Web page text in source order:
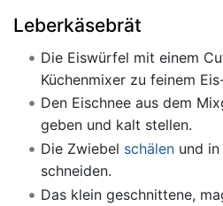
Leberkäsebrät
Die Eiswürfel mit einem
Küchenmixer zu feinem
Den Eischnee aus dem
geben und kalt stellen.
Die Zwiebel schälenund in
schneiden.
Das klein geschnittene,